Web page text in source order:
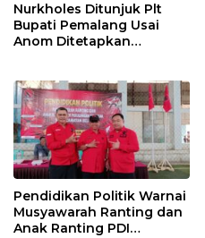
Nurkholes Ditunjuk Plt
Bupati Pemalang Usai
Anom Ditetapkan
Pendidikan Politik Warnai
Musyawarah Ranting dan
Anak Ranting PDI